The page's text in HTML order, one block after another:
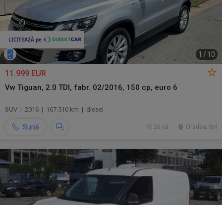
1 / 10
11.999 EUR
Vw Tiguan, 2.0 TDI, fabr. 02/2016, 150 cp, euro 6
SUV | 2016 | 167.510 km | diesel
Sună Oradea, BH
26 jul.